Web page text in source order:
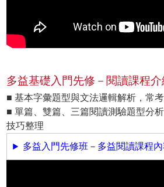
多益基礎入門先修－閱讀課程介
■ 基本字彙題型與文法邏輯解析，常
■ 單篇、雙篇、三篇閱讀測驗題型分
技巧整理
多益入門先修班－多益閱讀課程